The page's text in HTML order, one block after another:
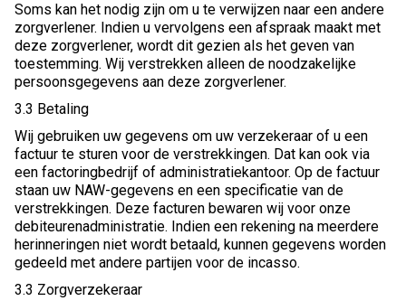
Soms kan het nodig zijn om u te verwijzen naar een andere
zorgverlener. Indien u vervolgens een afspraak maakt met
deze zorgverlener, wordt dit gezien als het geven van
toestemming. Wij verstrekken alleen de noodzakelijke
persoonsgegevens aan deze zorgverlener.
3.3 Betaling
Wij gebruiken uw gegevens om uw verzekeraar of u een
factuur te sturen voor de verstrekkingen. Dat kan ook via
een factoringbedrijf of administratiekantoor. Op de factuur
staan uw NAW-gegevens en een specificatie van de
verstrekkingen. Deze facturen bewaren wij voor onze
debiteurenadministratie. Indien een rekening na meerdere
herinneringen niet wordt betaald, kunnen gegevens worden
gedeeld met andere partijen voor de incasso.
3.3 Zorgverzekeraar